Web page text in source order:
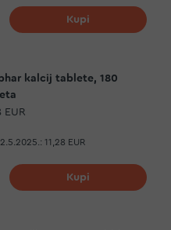
Dodaj na listu želja
Kupi
kalcij tablete, 180
EUR
2.5.2025.: 11,28 EUR
Dodaj na listu želja
Kupi